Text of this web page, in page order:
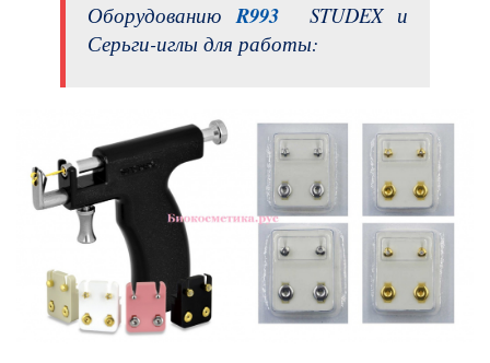
ОборудованиюR993 STUDEX и
Серьги-иглы для работы: